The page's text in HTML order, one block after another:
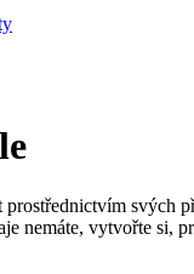
prostřednictvím svých
nemáte, vytvořte si,